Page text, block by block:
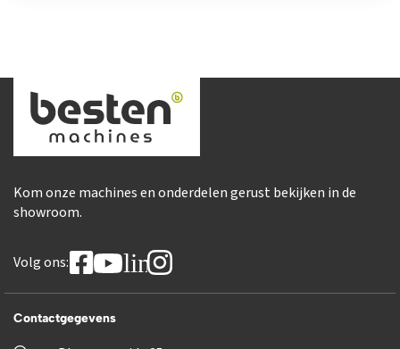
Kom onze machines en onderdelen gerust bekijken in de
showroom.
Volg ons: linkedin
Contactgegevens